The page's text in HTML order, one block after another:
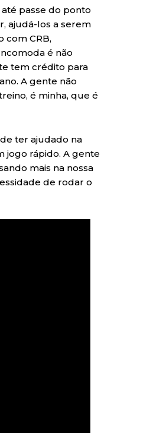
passe do ponto
ajudá-los a serem
com CRB,
é não
tem crédito para
A gente não
é minha, que é
ter ajudado na
jogo rápido. A gente
mais na nossa
de rodar o